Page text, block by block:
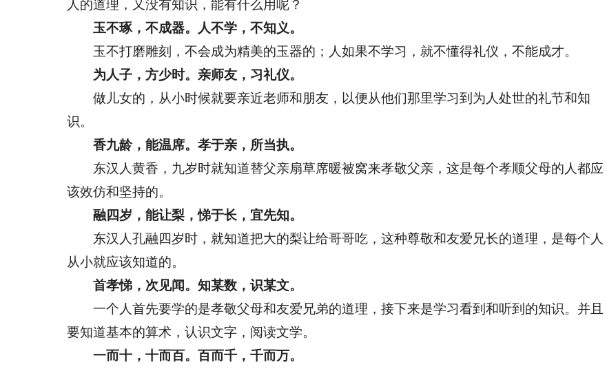
人的道理，又没有知识，能有什么用呢？
玉不琢，不成器。人不学，不知义。
玉不打磨雕刻，不会成为精美的玉器的；人如果不学习，就不懂得礼仪，不能成才。
为人子，方少时。亲师友，习礼仪。
做儿女的，从小时候就要亲近老师和朋友，以便从他们那里学习到为人处世的礼节和知
识。
香九龄，能温席。孝于亲，所当执。
东汉人黄香，九岁时就知道替父亲扇草席暖被窝来孝敬父亲，这是每个孝顺父母的人都应
该效仿和坚持的。
融四岁，能让梨，悌于长，宜先知。
东汉人孔融四岁时，就知道把大的梨让给哥哥吃，这种尊敬和友爱兄长的道理，是每个人
从小就应该知道的。
首孝悌，次见闻。知某数，识某文。
一个人首先要学的是孝敬父母和友爱兄弟的道理，接下来是学习看到和听到的知识。并且
要知道基本的算术，认识文字，阅读文学。
一而十，十而百。百而千，千而万。